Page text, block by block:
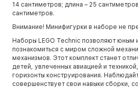
14 сантиметров; длина – 25
сантиметров.
Внимание! Минифигурки в наборе не
Наборы LEGO Technic позволяют юным
познакомиться с миром сложной
механизмов. Этот комплект станет
детей, увлеченных авиацией и
горизонты конструирования.
совершенствует свои навыки сборки,